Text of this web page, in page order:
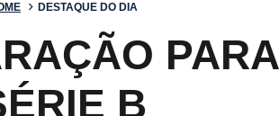
DESTAQUE DO DIA
B